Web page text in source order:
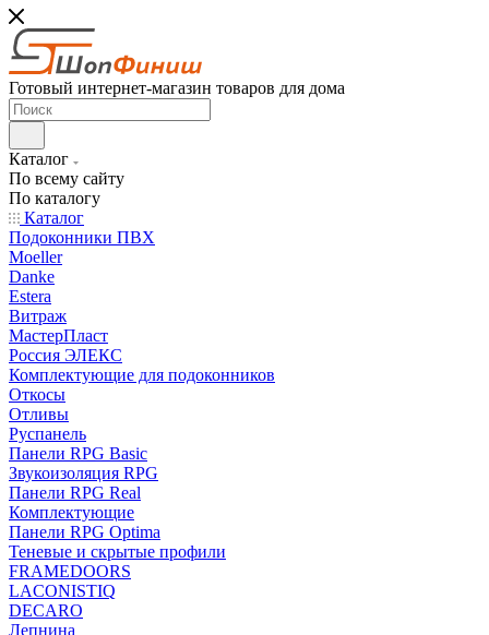
Готовый интернет-магазин товаров для дома
Каталог
По всему сайту
По каталогу
Каталог
Подоконники ПВХ
Moeller
Danke
Estera
Витраж
МастерПласт
Россия ЭЛЕКС
Комплектующие для подоконников
Откосы
Отливы
Руспанель
Панели RPG Basic
Звукоизоляция RPG
Панели RPG Real
Комплектующие
Панели RPG Optima
Теневые и скрытые профили
FRAMEDOORS
LACONISTIQ
DECARO
Лепнина